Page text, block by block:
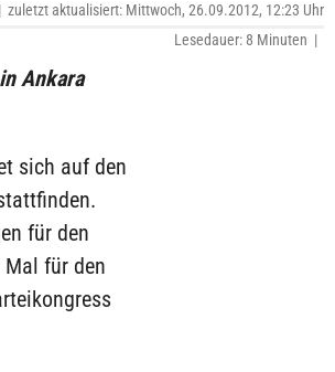
| zuletzt aktualisiert: Mittwoch, 26.09.2012, 12:23 Uhr
Lesedauer: 8 Minuten |
Ankara
sich auf den
für den
für den